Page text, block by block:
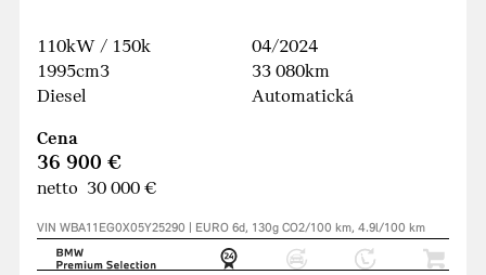
110kW / 150k
1995cm3
Diesel
04/2024
33 080km
Automatická
Cena
36 900 €
netto 30 000 €
VIN WBA11EG0X05Y25290 | EURO 6d, 130g CO2/100 km, 4.9l/100 km